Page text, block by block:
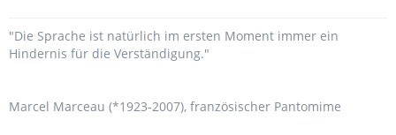
"Die Sprache ist natürlich im ersten Moment immer ein
Hindernis für die Verständigung."
Marcel Marceau (*1923-2007), französischer Pantomime